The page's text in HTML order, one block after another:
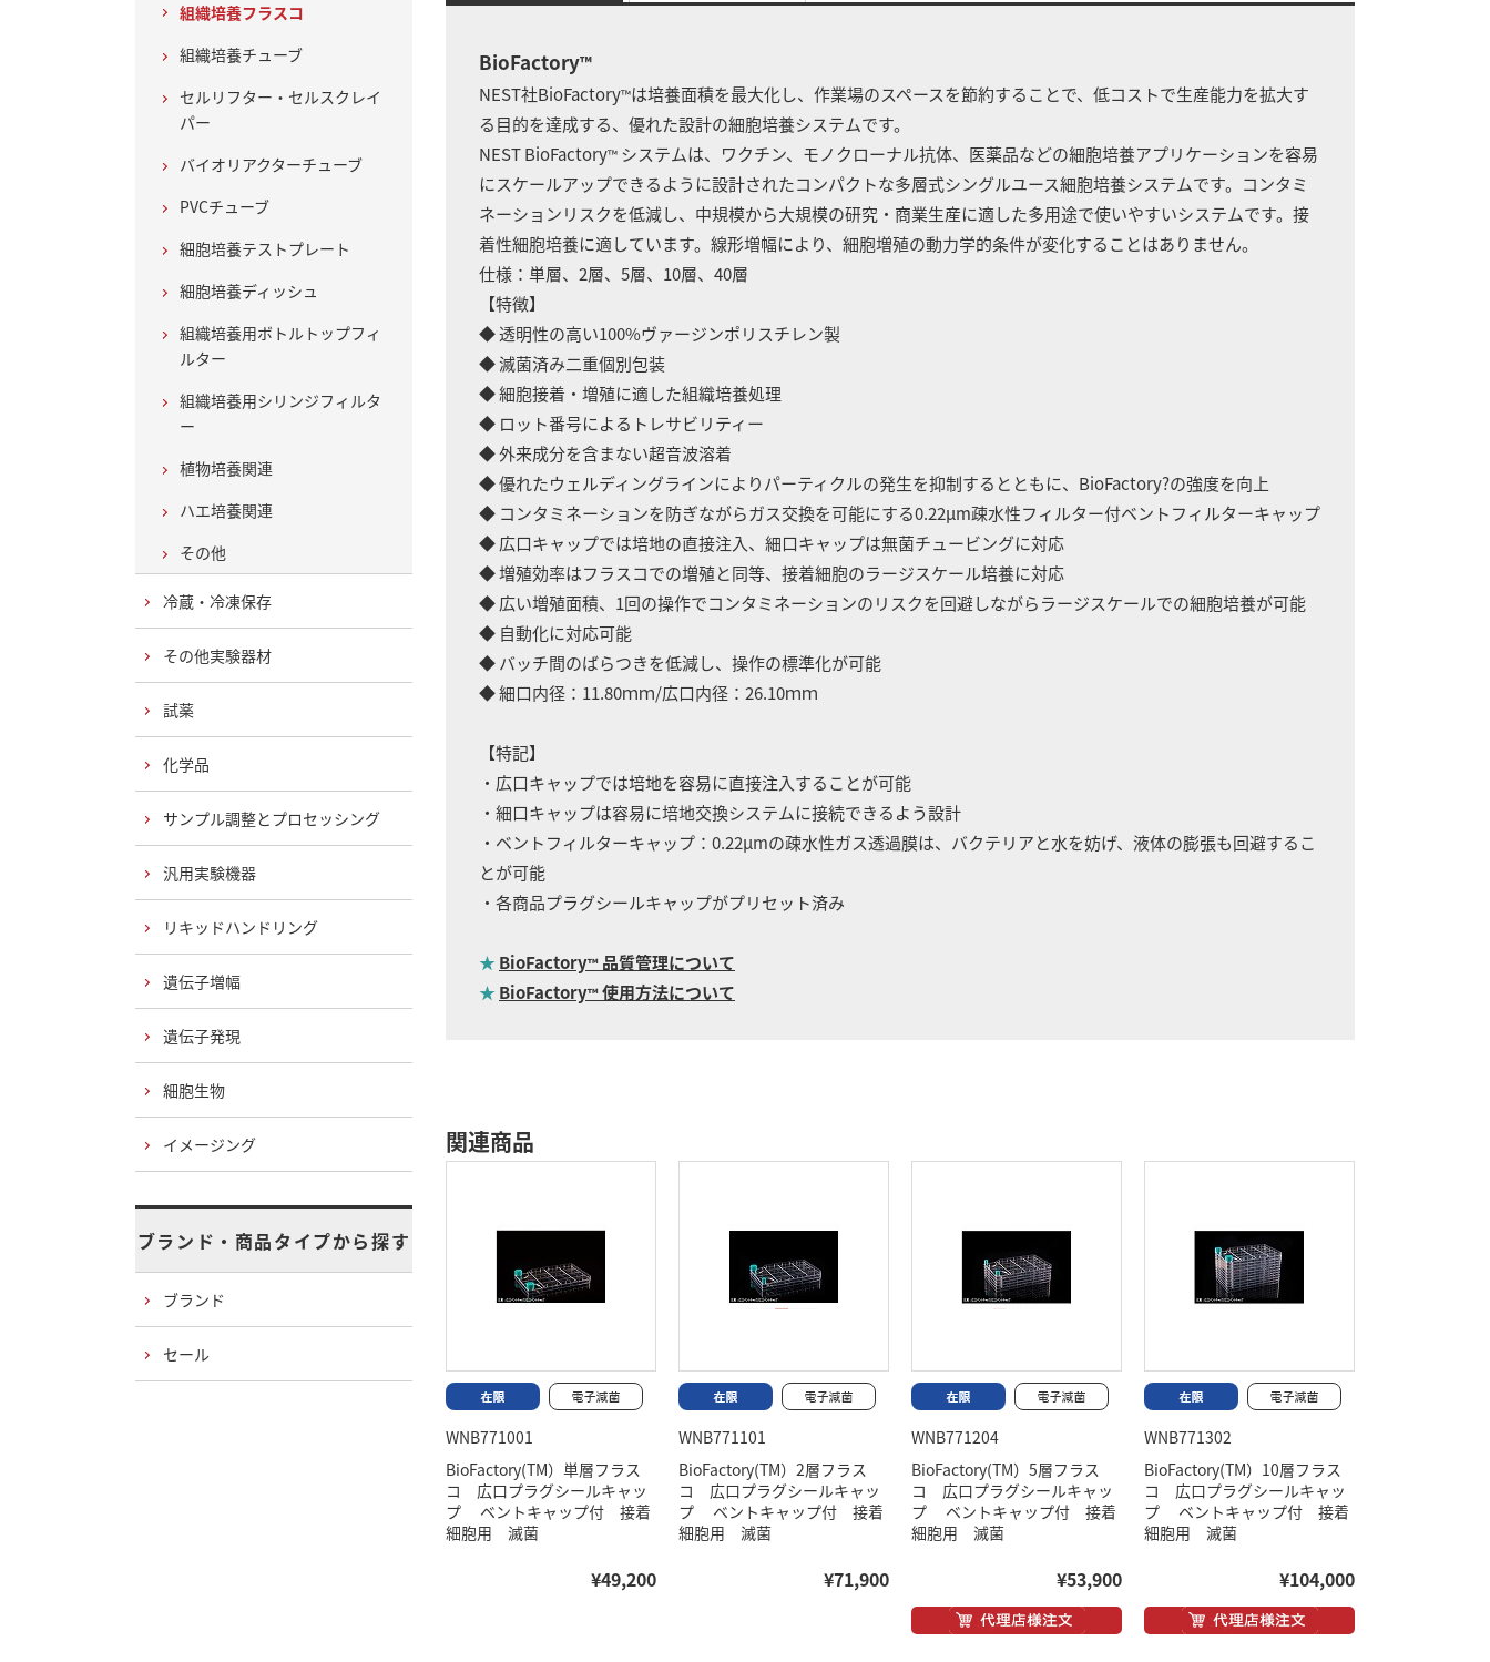
BioFactory™
NEST社BioFactory™は培養面積を最大化し、作業場のスペースを節約することで、低コストで生産能力を拡大す
る目的を達成する、優れた設計の細胞培養システムです。
NEST BioFactory™ システムは、ワクチン、モノクローナル抗体、医薬品などの細胞培養アプリケーションを容易
にスケールアップできるように設計されたコンパクトな多層式シングルユース細胞培養システムです。コンタミ
ネーションリスクを低減し、中規模から大規模の研究・商業生産に適した多用途で使いやすいシステムです。接
着性細胞培養に適しています。線形増幅により、細胞増殖の動力学的条件が変化することはありません。
仕様：単層、2層、5層、10層、40層
【特徴】
◆ 透明性の高い100%ヴァージンポリスチレン製
◆ 滅菌済み二重個別包装
◆ 細胞接着・増殖に適した組織培養処理
◆ ロット番号によるトレサビリティー
◆ 外来成分を含まない超音波溶着
◆ 優れたウェルディングラインによりパーティクルの発生を抑制するとともに、BioFactory?の強度を向上
◆ コンタミネーションを防ぎながらガス交換を可能にする0.22μm疎水性フィルター付ベントフィルターキャップ
◆ 広口キャップでは培地の直接注入、細口キャップは無菌チュービングに対応
◆ 増殖効率はフラスコでの増殖と同等、接着細胞のラージスケール培養に対応
◆ 広い増殖面積、1回の操作でコンタミネーションのリスクを回避しながらラージスケールでの細胞培養が可能
◆ 自動化に対応可能
◆ バッチ間のばらつきを低減し、操作の標準化が可能
◆ 細口内径：11.80ｍｍ/広口内径：26.10ｍｍ
【特記】
・広口キャップでは培地を容易に直接注入することが可能
・細口キャップは容易に培地交換システムに接続できるよう設計
・ベントフィルターキャップ：0.22μmの疎水性ガス透過膜は、バクテリアと水を妨げ、液体の膨張も回避するこ
とが可能
・各商品プラグシールキャップがプリセット済み
★ BioFactory™ 品質管理について
★ BioFactory™使用方法について
関連商品
WNB771001
BioFactory(TM）単層フラス
コ 広口プラグシールキャッ
プ ベントキャップ付 接着
細胞用 滅菌
¥49,200
WNB771101
BioFactory(TM）2層フラス
コ 広口プラグシールキャッ
プ ベントキャップ付 接着
細胞用 滅菌
¥71,900
WNB771204
BioFactory(TM）5層フラス
コ 広口プラグシールキャッ
プ ベントキャップ付 接着
細胞用 滅菌
¥53,900
WNB771302
BioFactory(TM）10層フラス
コ 広口プラグシールキャッ
プ ベントキャップ付 接着
細胞用 滅菌
¥104,000
組織培養フラスコ
組織培養チューブ
セルリフター・セルスクレイ
パー
バイオリアクターチューブ
PVCチューブ
細胞培養テストプレート
細胞培養ディッシュ
組織培養用ボトルトップフィ
ルター
組織培養用シリンジフィルタ
ー
植物培養関連
ハエ培養関連
その他
冷蔵・冷凍保存
その他実験器材
試薬
化学品
サンプル調整とプロセッシング
汎用実験機器
リキッドハンドリング
遺伝子増幅
遺伝子発現
細胞生物
イメージング
ブランド・商品タイプから探す
ブランド
セール